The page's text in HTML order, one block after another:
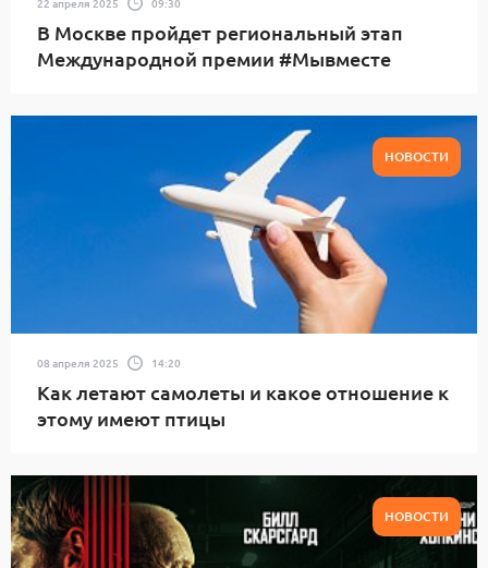
В Москве пройдет региональный этап
Международной премии #Мывместе
НОВОСТИ
08 апреля 2025 14:20
Как летают самолеты и какое отношение к
этому имеют птицы
НОВОСТИ